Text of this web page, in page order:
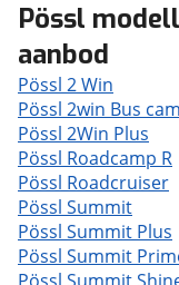
Pössl
aanbod
Pössl 2 Win
Pössl 2win Bus
Pössl 2Win Plus
Pössl Roadcamp R
Pössl Roadcruiser
Pössl Summit
Pössl Summit Plus
Pössl Summit